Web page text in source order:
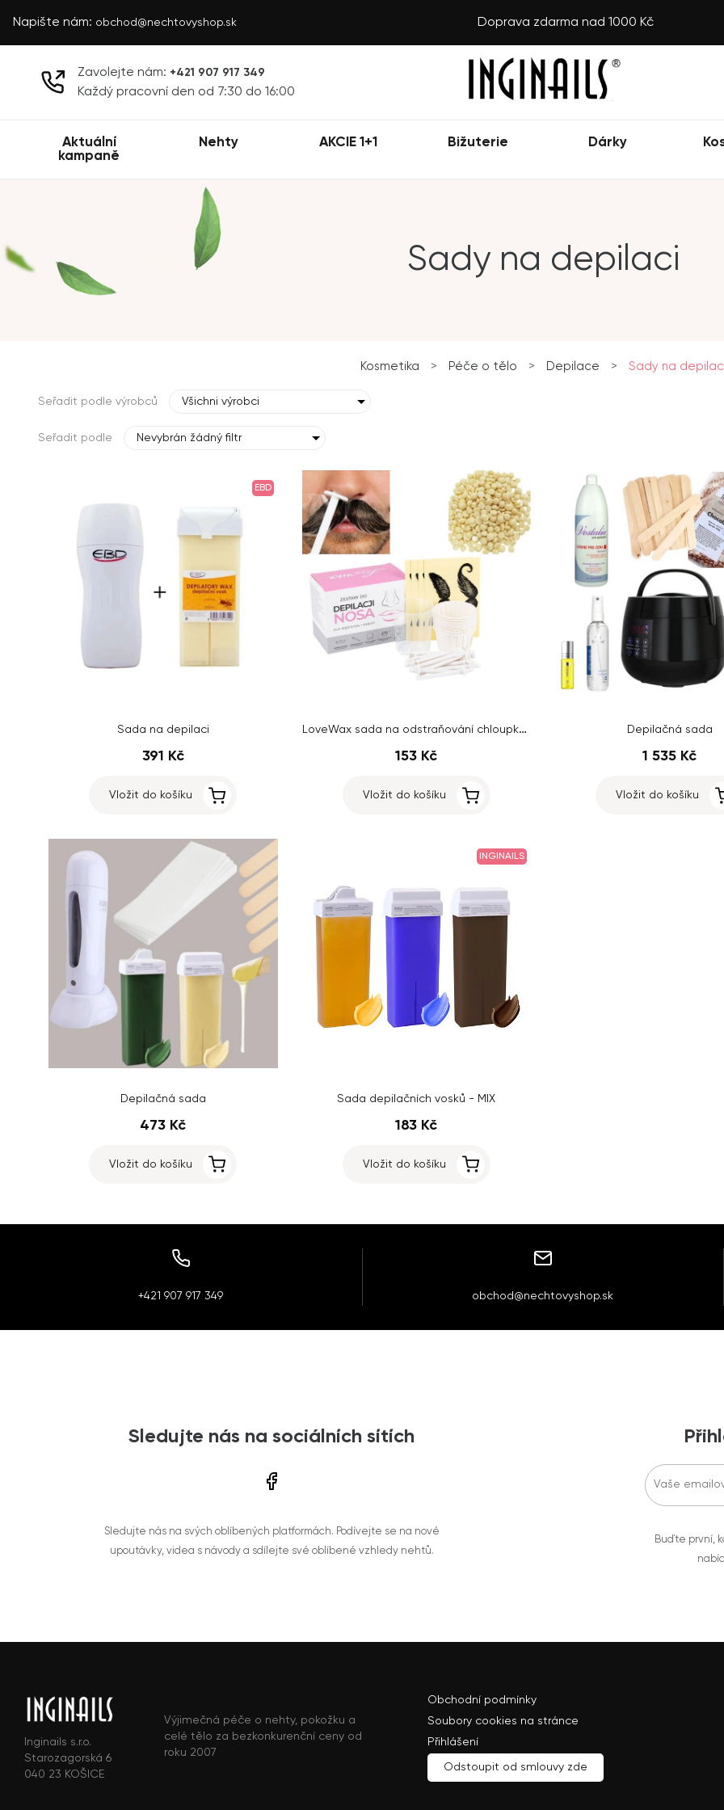
Napište nám: obchod@nechtovyshop.sk Doprava zdarma nad 1000 Kč
Zavolejte nám: +421 907 917 349
Každý pracovní den od 7:30 do 16:00
Aktuální
kampaně
Nehty AKCIE 1+1 Bižuterie Dárky
Sady na depilaci
Kosmetika > Péče o tělo > Depilace > Sady na
Seřadit podle výrobců Všichni výrobci
Seřadit podle Nevybrán žádný filtr
EBD
Sada na depilaci
391 Kč
Vložit do košíku
LoveWax sada na odstraňování chloupků z nosu + Perličky Lychee and Tuberose, 100g
153 Kč
Vložit do košíku
Depilačná sada
1 535 Kč
Vložit do košíku
Depilačná sada
473 Kč
Vložit do košíku
INGINAILS
Sada depilačních vosků - MIX
183 Kč
Vložit do košíku
+421 907 917 349 obchod@nechtovyshop.sk
Sledujte nás na sociálních sítích
Sledujte nás na svých oblíbených platformách. Podívejte se na nové
upoutávky, videa s návody a sdílejte své oblíbené vzhledy nehtů.
Buďte první,
Inginails s.r.o.
Starozagorská 6
040 23 KOŠICE
Výjimečná péče o nehty, pokožku a
celé tělo za bezkonkurenční ceny od
roku 2007
Obchodní podmínky
Soubory cookies na stránce
Přihlášení
Odstoupit od smlouvy zde